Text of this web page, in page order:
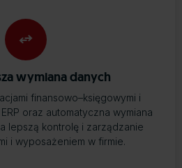
wymiana danych
finansowo–księgowymi i
oraz automatyczna wymiana
lepszą kontrolę i zarządzanie
i wyposażeniem w firmie.